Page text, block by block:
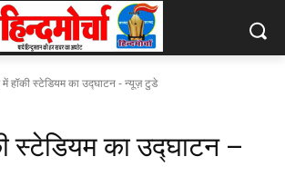
में हॉकी स्टेडियम का उद्घाटन - न्यूज़ टुडे
स्टेडियम का उद्घाटन –